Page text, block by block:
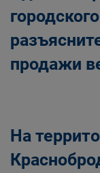
продажи
На